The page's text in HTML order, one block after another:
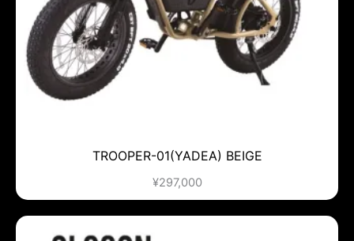
TROOPER-01(YADEA) BEIGE
¥297,000